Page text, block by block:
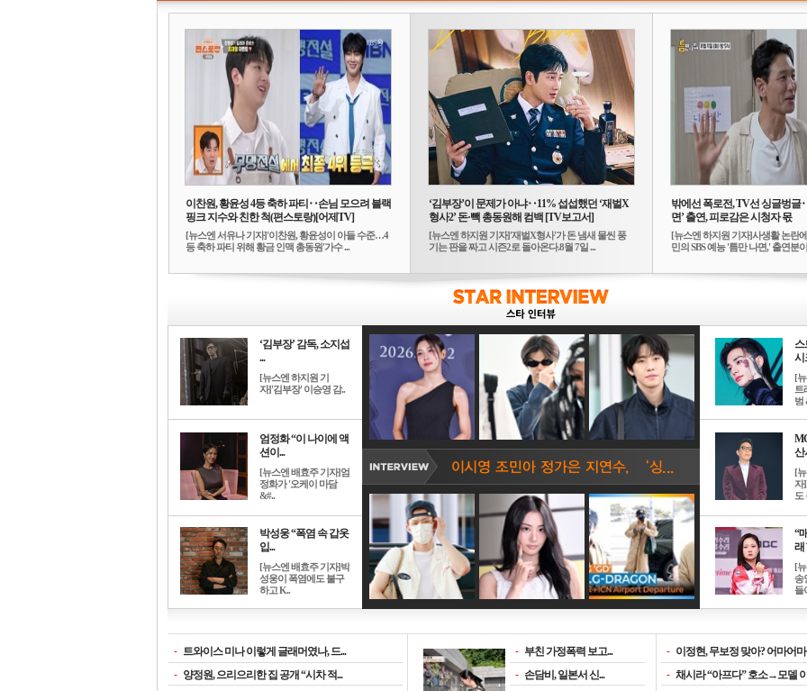
이찬원, 황윤성 4등 축하 파티‥손님 모으려 블랙
핑크 지수와 친한 척(편스토랑)[어제TV]
[뉴스엔 서유나 기자]'이찬원, 황윤성이 아들 수준…4
등 축하 파티 위해 황금 인맥 총동원'가수 ...
‘김부장’이 문제가 아냐‥11% 섭섭했던 ‘재벌X
형사2’ 돈·빽 총동원해 컴백 [TV보고서]
[뉴스엔 하지원 기자]'재벌X형사'가 돈 냄새 물씬 풍
기는 판을 짜고 시즌2로 돌아온다.8월 7일 ...
밖에선 폭로전, TV선 싱글벙글
면’ 출연, 피로감은 시청자 몫
[뉴스엔 하지원 기자]사생활 논란
민의 SBS 예능 '틈만 나면,' 출연분
‘김부장’ 감독, 소지섭
...
[뉴스엔 하지원 기
자]'김부장' 이승영 감..
엄정화 “이 나이에 액
션이...
[뉴스엔 배효주 기자]엄
정화가 '오케이 마담
&#..
박성웅 “폭염 속 갑옷
입...
[뉴스엔 배효주 기자]박
성웅이 폭염에도 불구
하고 K..
스
시
[
트
범
산
[
자
도
“
래
[
송
들
- 트와이스 미나 이렇게 글래머였나, 드...
- 양정원, 으리으리한 집 공개 “시차 적...
- 부친 가정폭력 보고...
- 손담비, 일본서 신...
- 이정현, 무보정 맞아? 어마어마
- 채시라 “아프다” 호소→모델